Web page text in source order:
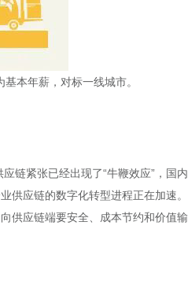
本年薪，对标一线城市。
链紧张已经出现了“牛鞭效应”，国内
供应链的数字化转型进程正在加速。
供应链端要安全、成本节约和价值输